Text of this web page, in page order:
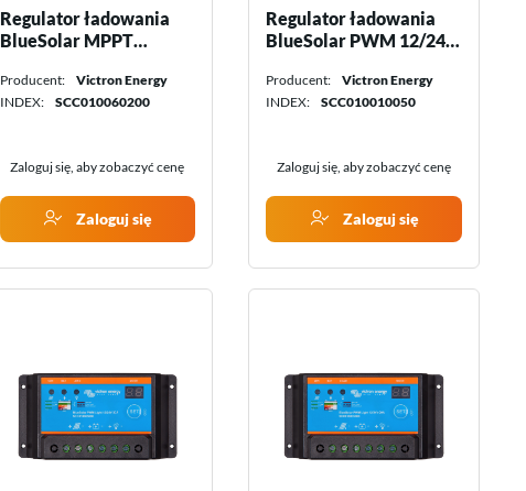
Regulator ładowania
BlueSolar MPPT
Energy
Producent:
Victron Energy
INDEX:
SCC010060200
Zaloguj się, aby zobaczyć cenę
Zaloguj się
Regulator ładowania
BlueSolar PWM 12/24
Producent:
Victron Energy
INDEX:
SCC010010050
Zaloguj się, aby zobaczyć cenę
Zaloguj się